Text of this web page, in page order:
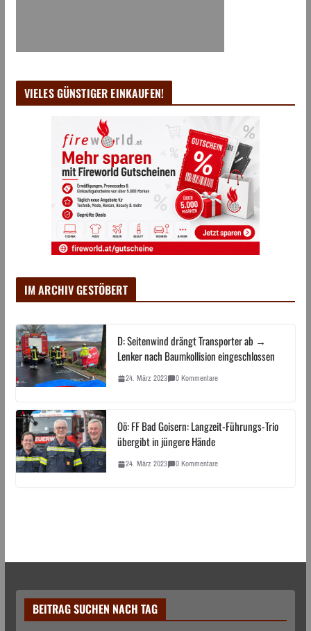
VIELES GÜNSTIGER EINKAUFEN!
IM ARCHIV GESTÖBERT
D: Seitenwind drängt Transporter ab →
Lenker nach Baumkollision eingeschlossen
24. März 2023 0 Kommentare
Oö: FF Bad Goisern: Langzeit-Führungs-Trio
übergibt in jüngere Hände
24. März 2023 0 Kommentare
BEITRAG SUCHEN NACH TAG